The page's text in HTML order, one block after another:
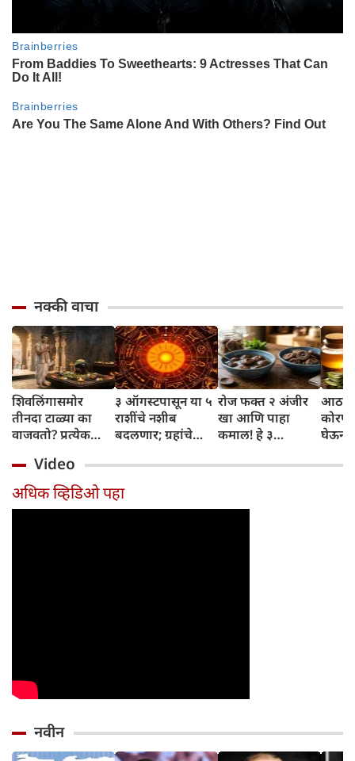
नक्की वाचा
शिवलिंगासमोर
तीनदा टाळ्या का
वाजवतो? प्रत्येक
जाणून घ्या
३ ऑगस्टपासून या ५
राशींचे नशीब
बदलणार; ग्रहांचे
संपतील आणि शुभ
दिवसांची सुरुवात
होईल
रोज फक्त २ अंजीर
खा आणि पाहा
कमाल! हे ३
तुम्हाला ठाऊक
घेऊन
Video
अधिक व्हिडिओ पहा
नवीन